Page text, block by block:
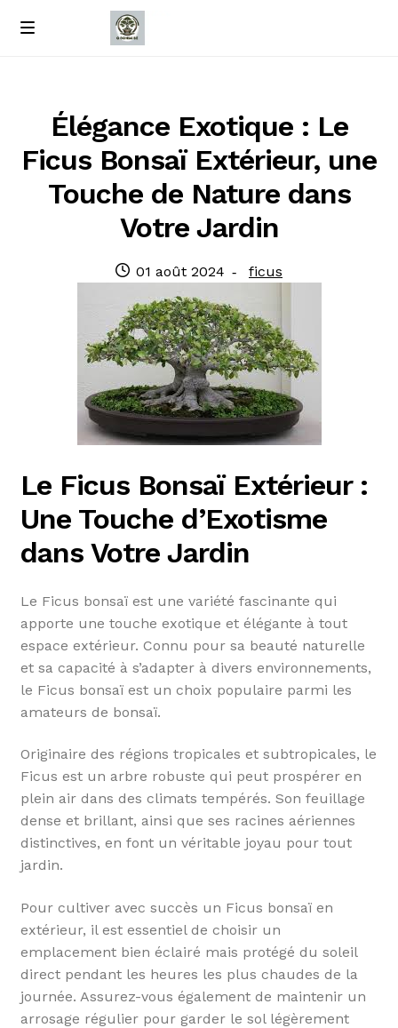
Passer
Passer
M
À propos de nous
Contact
Élégance Exotique : Le
Ficus Bonsaï Extérieur, une
Touche de Nature dans
Votre Jardin
Publié
01 août 2024
Catégorie
ficus
Le Ficus Bonsaï Extérieur :
Une Touche d’Exotisme
dans Votre Jardin
Le Ficus bonsaï est une variété fascinante qui
apporte une touche exotique et élégante à tout
espace extérieur. Connu pour sa beauté naturelle
et sa capacité à s’adapter à divers environnements,
le Ficus bonsaï est un choix populaire parmi les
amateurs de bonsaï.
Originaire des régions tropicales et subtropicales, le
Ficus est un arbre robuste qui peut prospérer en
plein air dans des climats tempérés. Son feuillage
dense et brillant, ainsi que ses racines aériennes
distinctives, en font un véritable joyau pour tout
jardin.
Pour cultiver avec succès un Ficus bonsaï en
extérieur, il est essentiel de choisir un
emplacement bien éclairé mais protégé du soleil
direct pendant les heures les plus chaudes de la
journée. Assurez-vous également de maintenir un
arrosage régulier pour garder le sol légèrement